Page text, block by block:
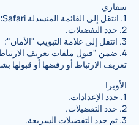
سفاري
1. انتقل إلى القائمة المنسدلة Safari؛
2. حدد التفضيلات.
3. انتقل إلى علامة التبويب "الأمان"؛
4. ضمن "قبول ملفات تعريف
تعريف الارتباط أو رفضها أو قبولها
الأوبرا
1. حدد الإعدادات.
2. حدد التفضيلات.
3. ثم حدد التفضيلات السريعة.